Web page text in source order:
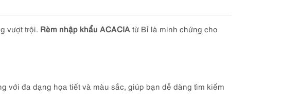
vượt trội. Rèm nhập khẩu ACACIA từ Bỉ là minh chứng cho
với đa dạng họa tiết và màu sắc, giúp bạn dễ dàng tìm kiếm